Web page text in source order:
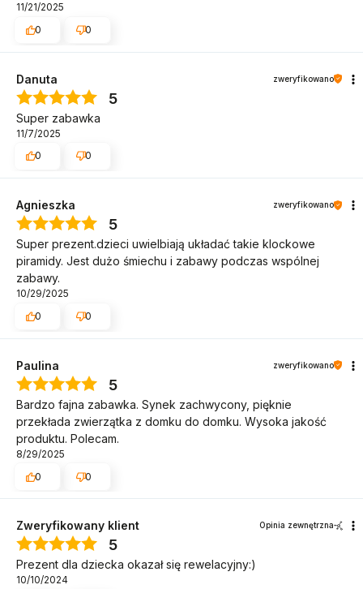
11/21/2025
0
0
Danuta zweryfikowano
5
Super zabawka
11/7/2025
0
0
Agnieszka zweryfikowano
5
Super prezent.dzieci uwielbiają układać takie klockowe
piramidy. Jest dużo śmiechu i zabawy podczas wspólnej
zabawy.
10/29/2025
0
0
Paulina zweryfikowano
5
Bardzo fajna zabawka. Synek zachwycony, pięknie
przekłada zwierzątka z domku do domku. Wysoka jakość
produktu. Polecam.
8/29/2025
0
0
Zweryfikowany klient Opinia zewnętrzna
5
Prezent dla dziecka okazał się rewelacyjny:)
10/10/2024